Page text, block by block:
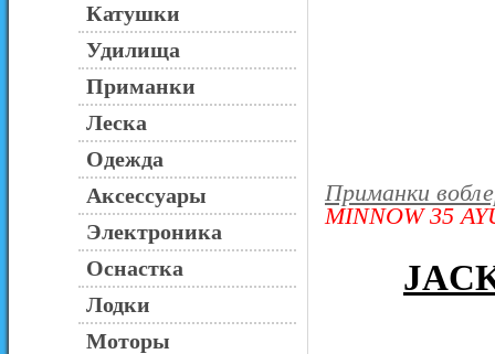
Катушки
Удилища
Приманки
Леска
Одежда
Аксессуары
Электроника
Оснастка
Лодки
Моторы
Приманки
MINNOW 35